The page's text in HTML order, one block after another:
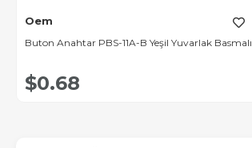
Oem
Buton Anahtar PBS-11A-B Yeşil Yuvarlak Basmalı
$0.68